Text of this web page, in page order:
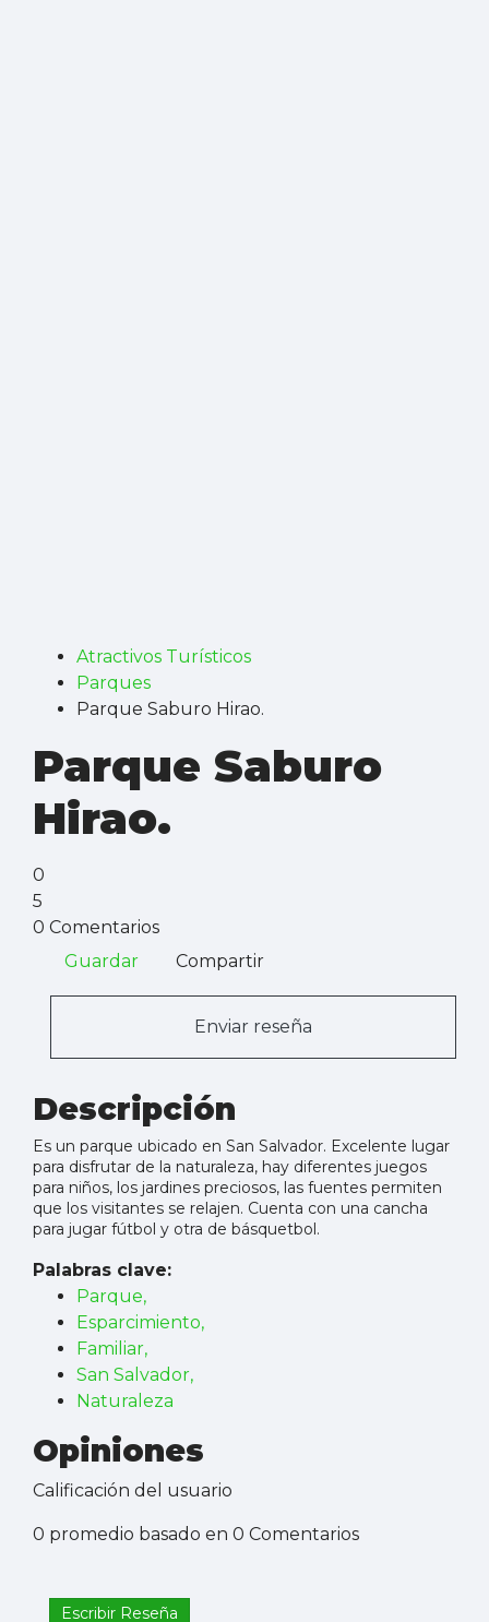
Atractivos Turísticos
Parques
Parque Saburo Hirao.
Parque Saburo
Hirao.
0
5
0 Comentarios
Guardar
Compartir
Enviar reseña
Descripción
Es un parque ubicado en San Salvador. Excelente lugar
para disfrutar de la naturaleza, hay diferentes juegos
para niños, los jardines preciosos, las fuentes permiten
que los visitantes se relajen. Cuenta con una cancha
para jugar fútbol y otra de básquetbol.
Palabras clave:
Parque,
Esparcimiento,
Familiar,
San Salvador,
Naturaleza
Opiniones
Calificación del usuario
0 promedio basado en 0 Comentarios
Escribir Reseña